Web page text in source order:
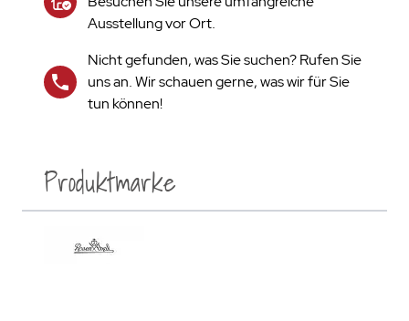
Ausstellung vor Ort.
Nicht gefunden, was Sie suchen? Rufen Sie
uns an. Wir schauen gerne, was wir für Sie
tun können!
Produktmarke